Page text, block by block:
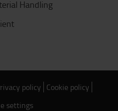
Handling
policy Cookie policy
settings